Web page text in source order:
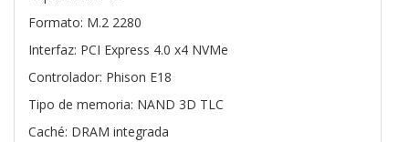
Formato: M.2 2280
Interfaz: PCI Express 4.0 x4 NVMe
Controlador: Phison E18
Tipo de memoria: NAND 3D TLC
Caché: DRAM integrada